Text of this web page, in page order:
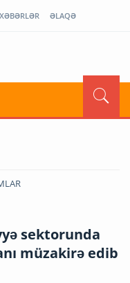
XƏBƏRLƏR ƏLAQƏ
sektorunda
müzakirə edib